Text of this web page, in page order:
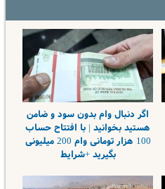
✅ جوان شو
اگر دنبال وام بدون سود و ضامن
هستید بخوانید | با افتتاح حساب
100 هزار تومانی وام 200 میلیونی
بگیرید +شرایط